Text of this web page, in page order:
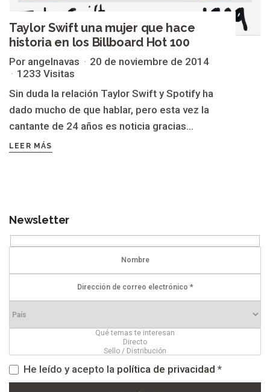
Taylor Swift una mujer que hace
historia en los Billboard Hot 100
Por angelnavas
20 de noviembre de 2014
1233 Visitas
Sin duda la relación Taylor Swift y Spotify ha
dado mucho de que hablar, pero esta vez la
cantante de 24 años es noticia gracias...
LEER MÁS
Newsletter
He leído y acepto la política de privacidad *